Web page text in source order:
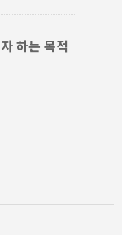
하는 목적